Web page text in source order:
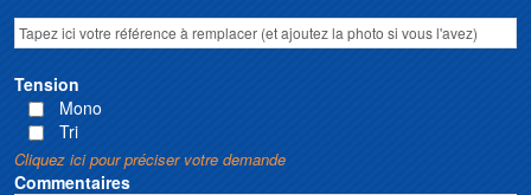
Tension
Mono
Tri
Cliquez ici pour préciser votre demande
Commentaires